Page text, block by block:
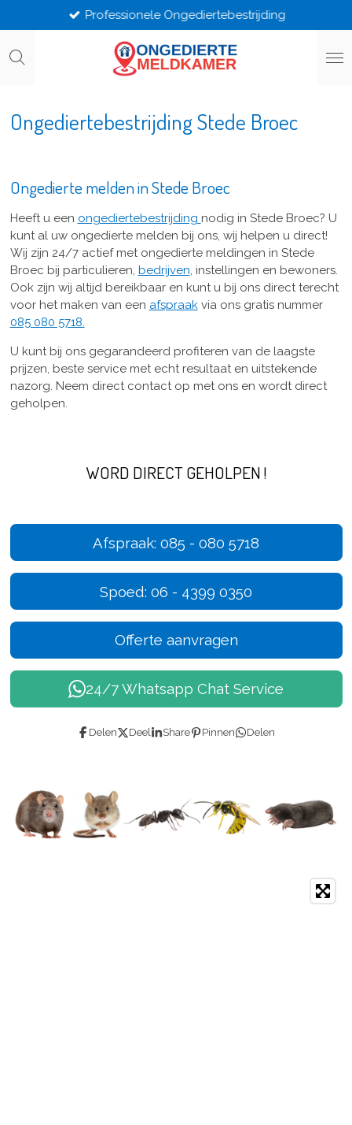
direct
naar
Professionele Ongediertebestrijding
Ongediertebestrijding Stede Broec
Ongedierte melden in Stede Broec
Heeft u een ongediertebestrijding nodig in Stede Broec? U
kunt al uw ongedierte melden bij ons, wij helpen u direct!
Wij zijn 24/7 actief met ongedierte meldingen in Stede
Broec bij particulieren, bedrijven, instellingen en bewoners.
Ook zijn wij altijd bereikbaar en kunt u bij ons direct terecht
voor het maken van een afspraakvia ons gratis nummer
085 080 5718.
U kunt bij ons gegarandeerd profiteren van de laagste
prijzen, beste service met echt resultaat en uitstekende
nazorg. Neem direct contact op met ons en wordt direct
geholpen.
WORD DIRECT GEHOLPEN !
Afspraak: 085 - 080 5718
Spoed: 06 - 4399 0350
Offerte aanvragen
24/7 Whatsapp Chat Service
Delen Deel Share Pinnen Delen